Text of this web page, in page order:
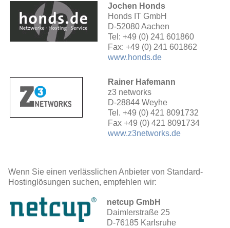
Jochen Honds
Honds IT GmbH
D-52080 Aachen
Tel: +49 (0) 241 601860
Fax: +49 (0) 241 601862
www.honds.de
Rainer Hafemann
z3 networks
D-28844 Weyhe
Tel. +49 (0) 421 8091732
Fax +49 (0) 421 8091734
www.z3networks.de
Wenn Sie einen verlässlichen Anbieter von Standard-
Hostinglösungen suchen, empfehlen wir:
netcup GmbH
Daimlerstraße 25
D-76185 Karlsruhe